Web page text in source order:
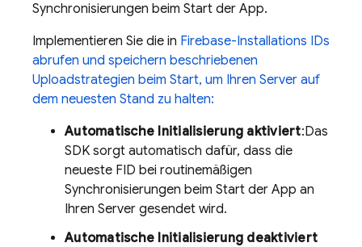
Synchronisierungen beim Start der App.
Implementieren Sie die in Firebase-Installations IDs
abrufen und speichern beschriebenen
Uploadstrategien beim Start, um Ihren Server auf
dem neuesten Stand zu halten:
Automatische Initialisierung aktiviert:Das
SDK sorgt automatisch dafür, dass die
neueste FID bei routinemäßigen
Synchronisierungen beim Start der App an
Ihren Server gesendet wird.
Automatische Initialisierung deaktiviert